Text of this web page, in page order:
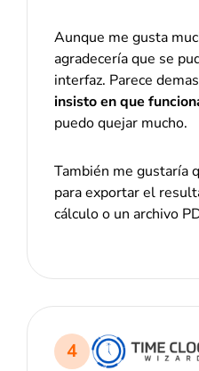
Aunque me gusta
agradecería que se
interfaz. Parece
insisto en que
puedo quejar mucho.
También me gustaría
para exportar el
cálculo o un archivo
4